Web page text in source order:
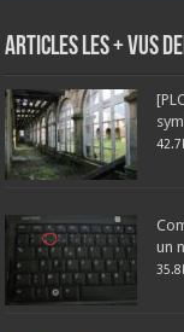
Articles les + vus
un